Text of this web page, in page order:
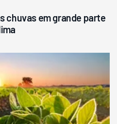
chuvas em grande parte